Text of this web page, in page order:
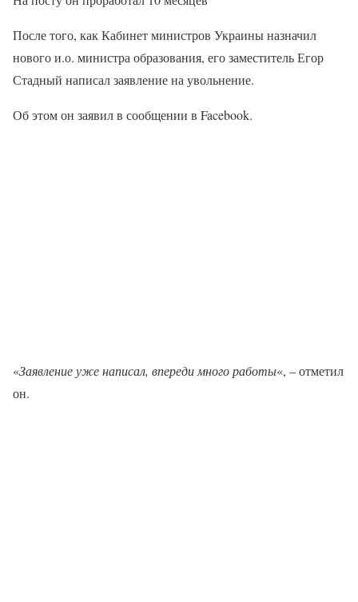
После того, как Кабинет министров Украины назначил
нового и.о. министра образования, его заместитель Егор
Стадный написал заявление на увольнение.
Об этом он заявил в сообщении в Facebook.
«Заявление уже написал, впереди много работы«, – отметил
он.